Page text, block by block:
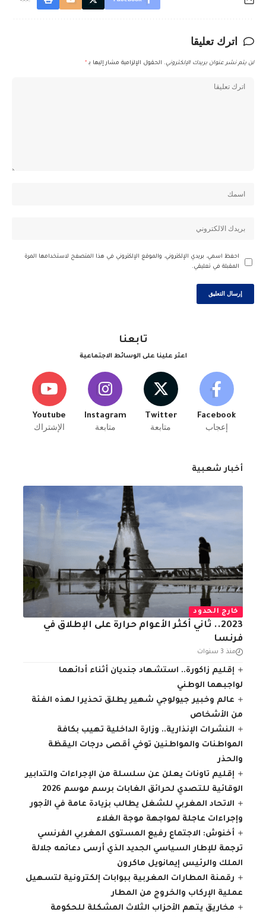
اترك تعليقا
لن يتم نشر عنوان بريدك الإلكتروني. الحقول الإلزامية مشار إليها بـ *
احفظ اسمي، بريدي الإلكتروني، والموقع الإلكتروني في هذا المتصفح لاستخدامها المرة
المقبلة في تعليقي.
تابعنا
اعثر علينا على الوسائط الاجتماعية
Facebook
إعجاب
Twitter
متابعة
Instagram
متابعة
Youtube
الإشتراك
أخبار شعبية
خارج الحدود
2023.. ثاني أكثر الأعوام حرارة على الإطلاق في
فرنسا
منذ 3 سنوات
إقليم زاكورة.. استشهاد جنديان أثناء أدائهما
لواجبهما الوطني
عالم وخبير جيولوجي شهير يطلق تحذيرا لهذه الفئة
من الأشخاص
النشرات الإنذارية.. وزارة الداخلية تهيب بكافة
المواطنات والمواطنين توخي أقصى درجات اليقظة
والحذر
إقليم تاونات يعلن عن سلسلة من الإجراءات والتدابير
الوقائية للتصدي لحرائق الغابات برسم موسم 2026
الاتحاد المغربي للشغل يطالب بزيادة عامة في الأجور
وإجراءات عاجلة لمواجهة موجة الغلاء
أخنوش: الاجتماع رفيع المستوى المغربي الفرنسي
ترجمة للإطار السياسي الجديد الذي أرسى دعائمه جلالة
الملك والرئيس إيمانويل ماكرون
رقمنة المطارات المغربية ببوابات إلكترونية لتسهيل
عملية الإركاب والخروج من المطار
مخاريق يتهم الأحزاب الثلاث المشكلة للحكومة